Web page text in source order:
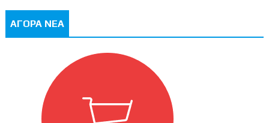
ΑΓΟΡΑ ΝΕΑ